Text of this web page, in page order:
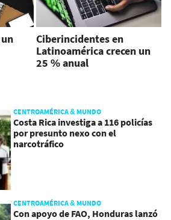
Ciberincidentes en
Latinoamérica crecen un
25 % anual
CENTROAMÉRICA & MUNDO
Costa Rica investiga a 116 policías
por presunto nexo con el
narcotráfico
CENTROAMÉRICA & MUNDO
Con apoyo de FAO, Honduras lanzó